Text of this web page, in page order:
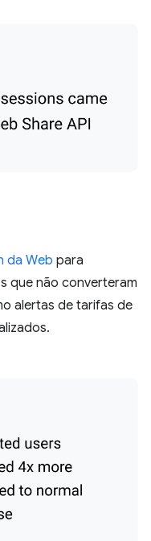
da Web para
que não converteram
alertas de tarifas de